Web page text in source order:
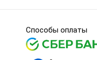
Способы оплаты